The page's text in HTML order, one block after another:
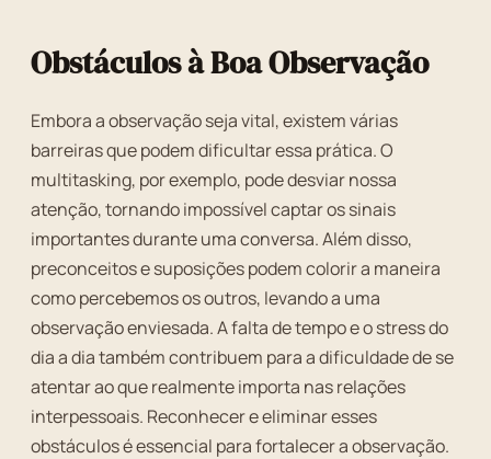
Obstáculos à Boa Observação
Embora a observação seja vital, existem várias
barreiras que podem dificultar essa prática. O
multitasking, por exemplo, pode desviar nossa
atenção, tornando impossível captar os sinais
importantes durante uma conversa. Além disso,
preconceitos e suposições podem colorir a maneira
como percebemos os outros, levando a uma
observação enviesada. A falta de tempo e o stress do
dia a dia também contribuem para a dificuldade de se
atentar ao que realmente importa nas relações
interpessoais. Reconhecer e eliminar esses
obstáculos é essencial para fortalecer a observação.